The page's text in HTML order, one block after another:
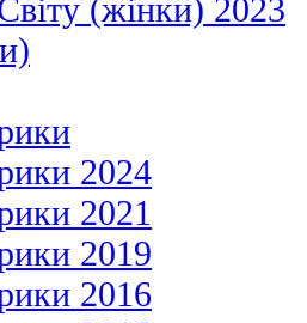
(жінки) 2023
2024
2021
2019
2016